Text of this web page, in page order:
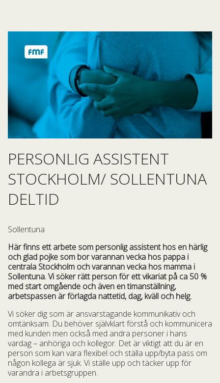
PERSONLIG ASSISTENT
STOCKHOLM/ SOLLENTUNA
DELTID
Sollentuna
Här finns ett arbete som personlig assistent hos en härlig
och glad pojke som bor varannan vecka hos pappa i
centrala Stockholm och varannan vecka hos mamma i
Sollentuna. Vi söker rätt person för ett vikariat på ca 50 %
med start omgående och även en timanställning,
arbetspassen är förlagda nattetid, dag, kväll och helg.
Vi söker dig som är ansvarstagande kommunikativ och
omtänksam. Du behöver självklart förstå och kommunicera
med kunden men också med andra personer i hans
vardag – anhöriga och kollegor. Det är viktigt att du är en
person som kan vara flexibel och ställa upp/byta pass om
någon kollega är sjuk. Vi ställe upp och täcker upp för
varandra i arbetsgruppen.